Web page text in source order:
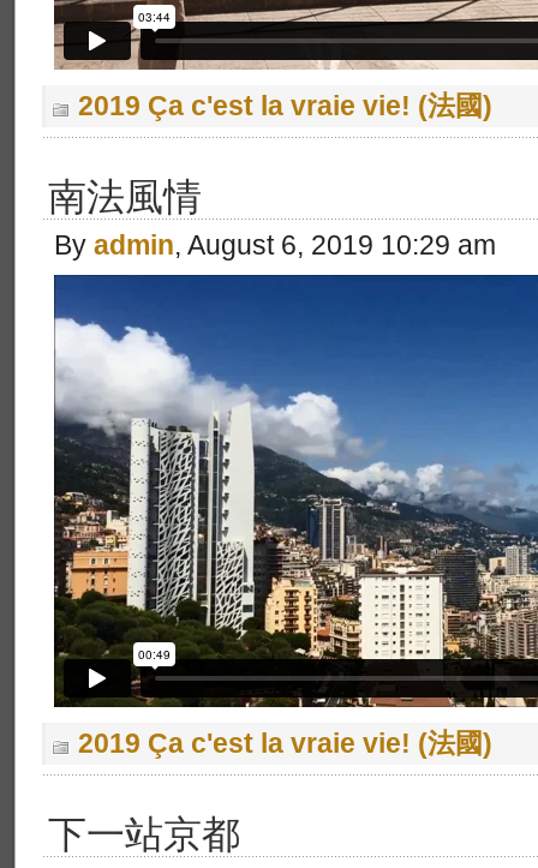
2019 Ça c'est la vraie vie! (法國)
南法風情
By admin, August 6, 2019 10:29 am
2019 Ça c'est la vraie vie! (法國)
下一站京都